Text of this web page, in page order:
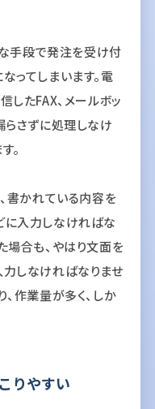
な手段で発注を受け付
ってしまいます。電
したFAX、メールボッ
らさずに処理しなけ
。
書かれている内容を
に入力しなければな
場合も、やはり文面を
しなければなりませ
作業量が多く、しか
りやすい